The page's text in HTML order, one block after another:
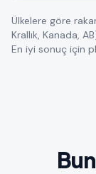
Ülkelere göre
Krallık, Kanada,
En iyi sonuç için